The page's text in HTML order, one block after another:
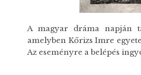
A magyar dráma napján
amelyben Kőrizs Imre
Az eseményre a belépés